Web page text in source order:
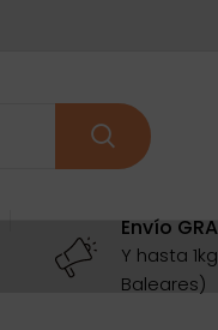
Envío
Y hasta
Baleares)